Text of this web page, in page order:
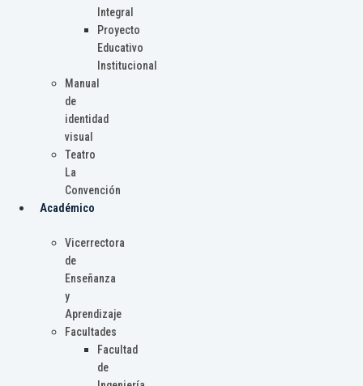
Integral
Proyecto
Educativo
Institucional
Manual
de
identidad
visual
Teatro
La
Convención
Académico
Vicerrectora
de
Enseñanza
y
Aprendizaje
Facultades
Facultad
de